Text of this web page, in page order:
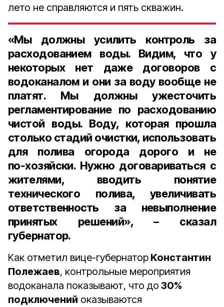
лето не справляются и пять скважин.
«Мы должны усилить контроль за
расходованием воды. Видим, что у
некоторых нет даже договоров с
водоканалом и они за воду вообще не
платят. Мы должны ужесточить
регламентирование по расходованию
чистой воды. Воду, которая прошла
столько стадий очистки, использовать
для полива огорода дорого и не
по‑хозяйски. Нужно договариваться с
жителями, вводить понятие
технического полива, увеличивать
ответственность за невыполнение
принятых решений», – сказал
губернатор.
Как отметил вице-губернатор Константин
Полежаев, контрольные мероприятия
водоканала показывают, что до 30%
подключений оказываются